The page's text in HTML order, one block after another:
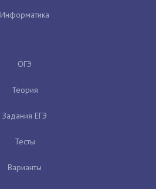
Информатика
ОГЭ
Теория
Задания ЕГЭ
Тесты
Варианты